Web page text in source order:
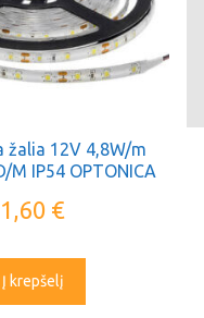
žalia 12V 4,8W/m
M IP54 OPTONICA
1,60 €
Į krepšelį